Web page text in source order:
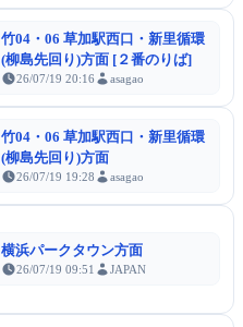
竹04・06 草加駅西口・新里循環
(柳島先回り)方面 [２番のりば]
26/07/19 20:16 asagao
竹04・06 草加駅西口・新里循環
(柳島先回り)方面
26/07/19 19:28 asagao
横浜パークタウン方面
26/07/19 09:51 JAPAN